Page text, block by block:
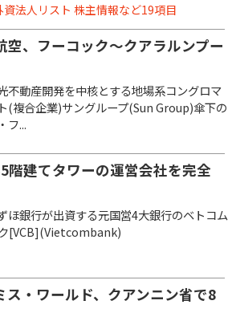
資法人リスト 株主情報など19項目
空、フーコック～クアラルンプー
不動産開発を中核とする地場系コングロマ
(複合企業)サングループ(Sun Group)傘下の
フ...
階建てタワーの運営会社を完全
ほ銀行が出資する元国営4大銀行のベトコム
[VCB](Vietcombank)
ス・ワールド、クアンニン省で8